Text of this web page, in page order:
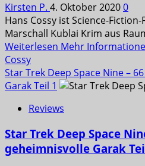
Kirsten P. 4. Oktober 20200
Hans Cossy ist Science-
Marschall Kublai Krim aus
Weiterlesen Mehr
Cossy
Star Trek Deep Space Nine –
Garak Teil 1
Reviews
Star Trek Deep Space
geheimnisvolle Garak